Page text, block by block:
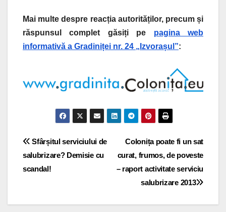
Mai multe despre reacția autorităților, precum și
răspunsul complet găsiți pe pagina web
informativă a Gradiniței nr. 24 „Izvorașul”:
Navigare
în
Colonița poate fi un sat
curat, frumos, de poveste
– raport activitate serviciu
salubrizare 2013
Sfârșitul serviciului de
salubrizare? Demisie cu
scandal!